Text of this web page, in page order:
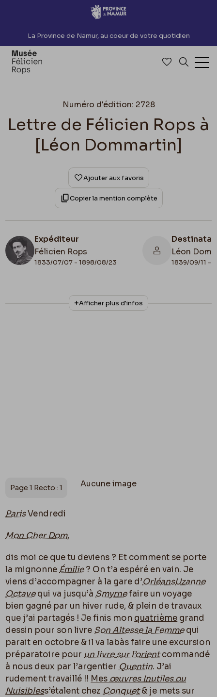
Accèder directement au contenu
La Province de Namur, au coeur de votre quotidien
Accéder à
Numéro d'édition: 2728
Lettre de Félicien Rops à
[Léon Dommartin]
Ajouter aux favoris
Copier la mention complète
Expéditeur
Félicien Rops
1833/07/07 - 1898/08/23
Léon
1839/09/11 -
N° d'inventaire
II/6655/468/148
Collationnage
Autographe
Afficher plus d'infos
Aucune image
Page 1 Recto : 1
ParisVendredi
Mon Cher Dom,
dis moi ce que tu deviens ? Et comment se porte
la mignonne Émilie? On t’a espéré en vain. Je
viens d’accompagner à la gare d’OrléansUzanne
Octavequi va jusqu’à Smyrnefaire un voyage
bien gagné par un hiver rude, & plein de travaux
que j’ai partagés ! Je finis mon quatrième grand
dessin pour son livre Son Altesse la Femmequi
parait en octobre & il va labàs faire une excursion
préparatoire pour un livre sur l’orientcommandé
à nous deux par l’argentier Quentin. J’ai
rudement travaillé !! Mes œuvres Inutiles ou
Nuisibless’étalent chez Conquet& je mets sur